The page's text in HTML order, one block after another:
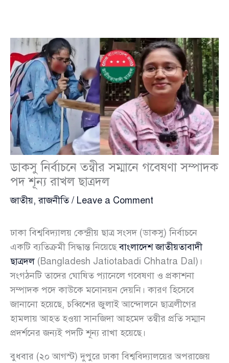
ডাকসু নির্বাচনে তন্বীর সম্মানে গবেষণা সম্পাদক
পদ শূন্য রাখল ছাত্রদল
জাতীয়,রাজনীতি/ Leave a Comment
ঢাকা বিশ্ববিদ্যালয় কেন্দ্রীয় ছাত্র সংসদ (ডাকসু) নির্বাচনে
একটি ব্যতিক্রমী সিদ্ধান্ত নিয়েছেবাংলাদেশ জাতীয়তাবাদী
ছাত্রদল(Bangladesh Jatiotabadi Chhatra Dal)।
সংগঠনটি তাদের ঘোষিত প্যানেলে গবেষণা ও প্রকাশনা
সম্পাদক পদে কাউকে মনোনয়ন দেয়নি। কারণ হিসেবে
জানানো হয়েছে, চব্বিশের জুলাই আন্দোলনে ছাত্রলীগের
হামলায় আহত হওয়া সানজিদা আহমেদ তন্বীর প্রতি সম্মান
প্রদর্শনের জন্যই পদটি শূন্য রাখা হয়েছে।
বুধবার (২০ আগস্ট) দুপুরে ঢাকা বিশ্ববিদ্যালয়ের অপরাজেয়